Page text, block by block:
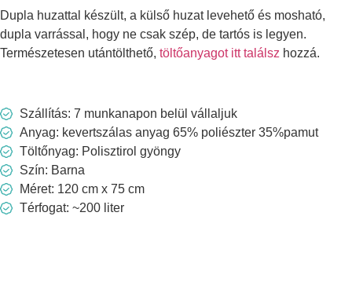
Dupla huzattal készült, a külső huzat levehető és mosható,
dupla varrással, hogy ne csak szép, de tartós is legyen.
Természetesen utántölthető, töltőanyagot itt találsz hozzá.
Szállítás: 7 munkanapon belül vállaljuk
Anyag: kevertszálas anyag 65% poliészter 35%pamut
Töltőnyag: Polisztirol gyöngy
Szín: Barna
Méret: 120 cm x 75 cm
Térfogat: ~200 liter